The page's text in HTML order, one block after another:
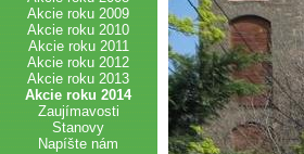
Akcie roku 2009
Akcie roku 2010
Akcie roku 2011
Akcie roku 2012
Akcie roku 2013
Akcie roku 2014
Zaujímavosti
Stanovy
Napíšte nám